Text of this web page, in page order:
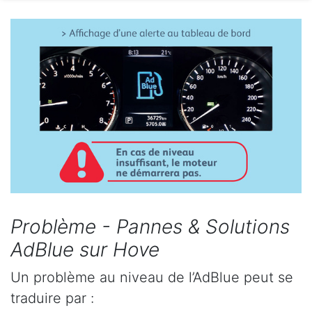
Problème - Pannes & Solutions
AdBlue sur Hove
Un problème au niveau de l’AdBlue peut se
traduire par :